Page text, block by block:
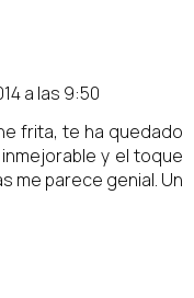
a las 9:50
frita, te ha quedado
y el toque
me parece genial. Un